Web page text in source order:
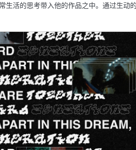
活的思考带⼊他的作品之中。通过⽣动